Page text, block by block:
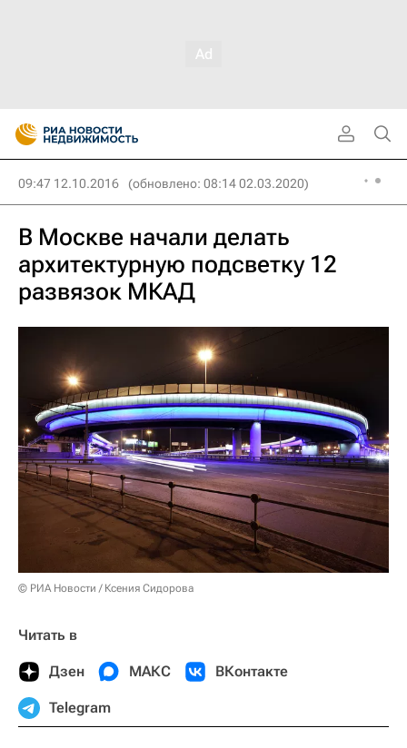
09:47 12.10.2016 (обновлено: 08:14 02.03.2020)
В Москве начали делать
архитектурную подсветку 12
развязок МКАД
© РИА Новости / Ксения Сидорова
Читать в
Дзен МАКС ВКонтакте
Telegram